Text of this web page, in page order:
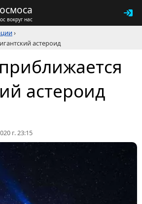
вокруг нас
›
астероид
астероид
г. 23:15